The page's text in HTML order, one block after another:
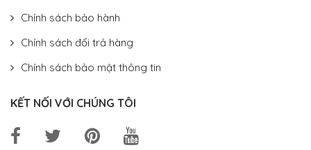
Chính sách bảo hành
Chính sách đổi trả hàng
Chính sách bảo mật thông tin
KẾT NỐI VỚI CHÚNG TÔI